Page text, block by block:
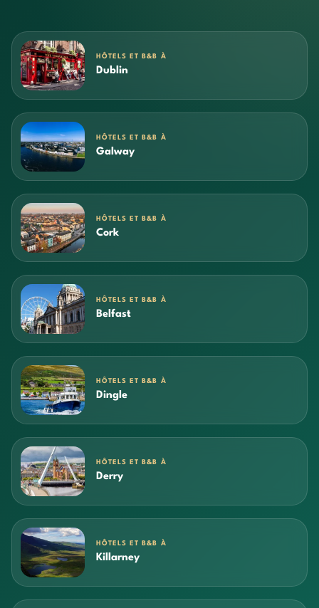
HÔTELS ET B&B À
Dublin
HÔTELS ET B&B À
Galway
HÔTELS ET B&B À
Cork
HÔTELS ET B&B À
Belfast
HÔTELS ET B&B À
Dingle
HÔTELS ET B&B À
Derry
HÔTELS ET B&B À
Killarney